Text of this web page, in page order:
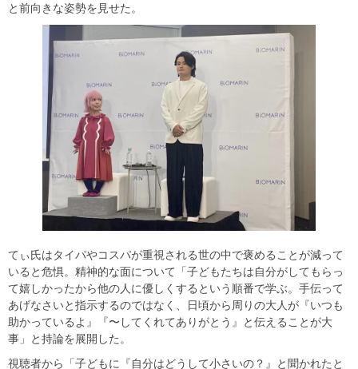
と前向きな姿勢を見せた。
てぃ氏はタイパやコスパが重視される世の中で褒めることが減って
いると危惧。精神的な面について「子どもたちは自分がしてもらっ
て嬉しかったから他の人に優しくするという順番で学ぶ。手伝って
あげなさいと指示するのではなく、日頃から周りの大人が『いつも
助かっているよ』『〜してくれてありがとう』と伝えることが大
事」と持論を展開した。
視聴者から「子どもに『自分はどうして小さいの？』と聞かれたと